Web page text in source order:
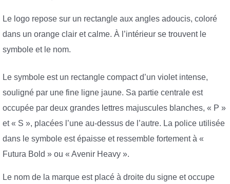
Le logo repose sur un rectangle aux angles adoucis, coloré
dans un orange clair et calme. À l’intérieur se trouvent le
symbole et le nom.
Le symbole est un rectangle compact d’un violet intense,
souligné par une fine ligne jaune. Sa partie centrale est
occupée par deux grandes lettres majuscules blanches, « P »
et « S », placées l’une au-dessus de l’autre. La police utilisée
dans le symbole est épaisse et ressemble fortement à «
Futura Bold » ou « Avenir Heavy ».
Le nom de la marque est placé à droite du signe et occupe